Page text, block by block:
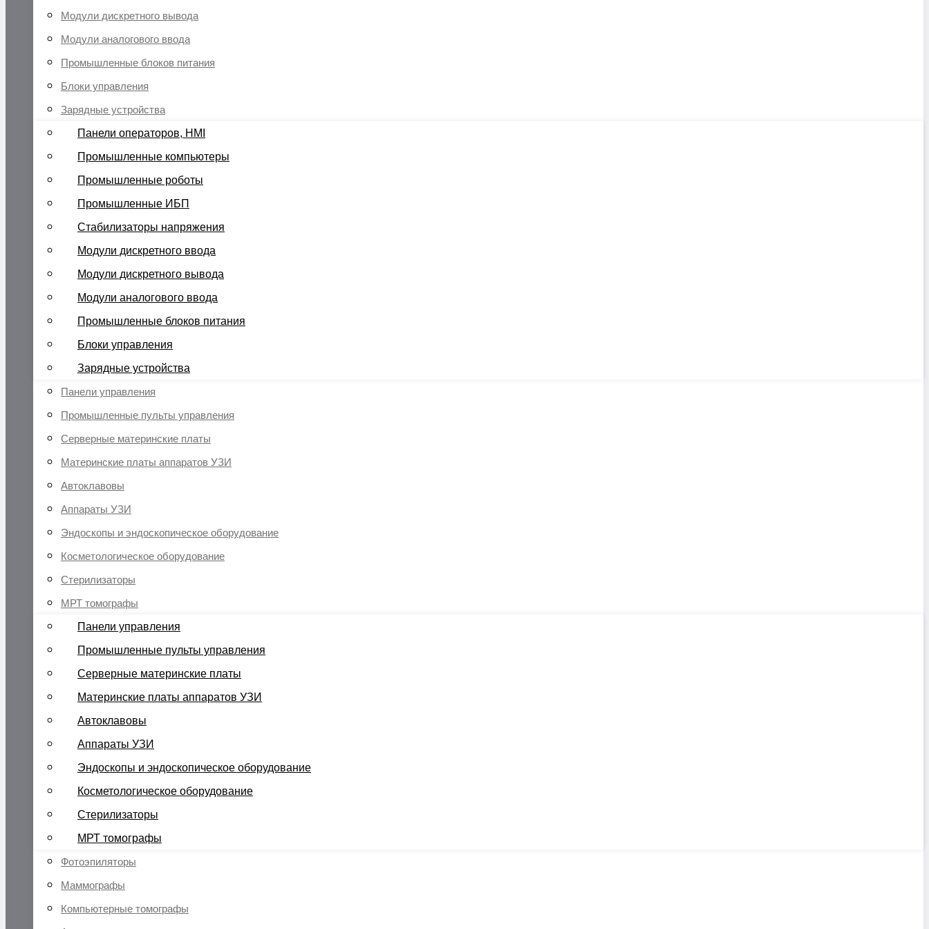
Модули дискретного вывода
Модули аналогового ввода
Промышленные блоков питания
Блоки управления
Зарядные устройства
Панели операторов, HMI
Промышленные компьютеры
Промышленные роботы
Промышленные ИБП
Стабилизаторы напряжения
Модули дискретного ввода
Модули дискретного вывода
Модули аналогового ввода
Промышленные блоков питания
Блоки управления
Зарядные устройства
Панели управления
Промышленные пульты управления
Серверные материнские платы
Материнские платы аппаратов УЗИ
Автоклавовы
Аппараты УЗИ
Эндоскопы и эндоскопическое оборудование
Косметологическое оборудование
Стерилизаторы
МРТ томографы
Панели управления
Промышленные пульты управления
Серверные материнские платы
Материнские платы аппаратов УЗИ
Автоклавовы
Аппараты УЗИ
Эндоскопы и эндоскопическое оборудование
Косметологическое оборудование
Стерилизаторы
МРТ томографы
Фотоэпиляторы
Маммографы
Компьютерные томографы